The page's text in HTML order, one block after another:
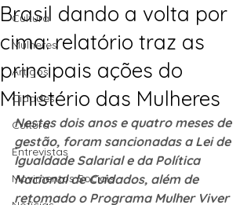
Cultura
Mulheres
Artigos
Cidades
Cultura
Entrevistas
Movimentos Sociais
Brasil dando a volta por
cima: relatório traz as
principais ações do
Ministério das Mulheres
Nestes dois anos e quatro meses de
gestão, foram sancionadas a Lei de
Igualdade Salarial e da Política
Nacional de Cuidados, além de
retomado o Programa Mulher Viver